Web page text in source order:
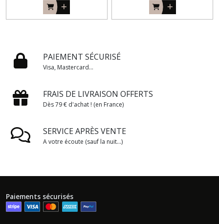
PAIEMENT SÉCURISÉ
Visa, Mastercard...
FRAIS DE LIVRAISON OFFERTS
Dès 79 € d'achat ! (en France)
SERVICE APRÈS VENTE
A votre écoute (sauf la nuit...)
Paiements sécurisés